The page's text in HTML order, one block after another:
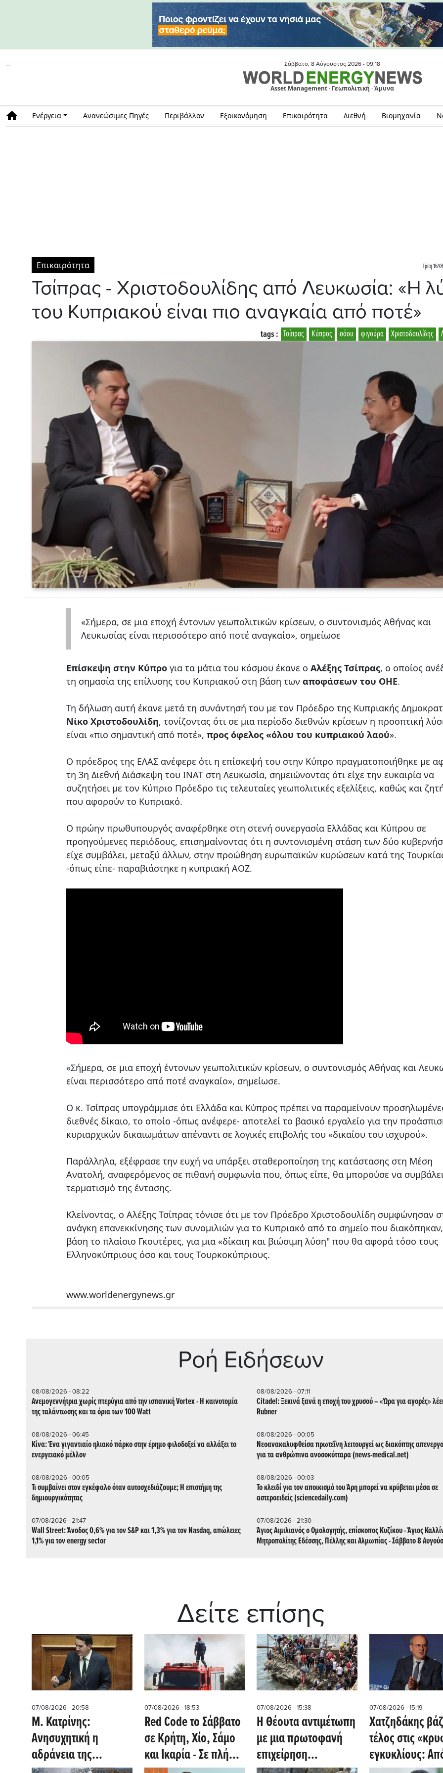
-- Σάββατο, 8 Αύγουστος 2026 - 09:18
Asset Management · Γεωπολιτική · Άμυνα
Ενέργεια Ανανεώσιμες Πηγές Περιβάλλον Εξοικονόμηση Επικαιρότητα Διεθνή Βιομηχανία
Επικαιρότητα Τρίτη 16/
Τσίπρας - Χριστοδουλίδης από Λευκωσία: «Η
του Κυπριακού είναι πιο αναγκαία από ποτέ»
Χριστοδουλίδης
φιγούρα
σόου
Κύπρος
Τσίπρας
tags :
«Σήμερα, σε μια εποχή έντονων γεωπολιτικών κρίσεων, ο συντονισμός Αθήνας και
Λευκωσίας είναι περισσότερο από ποτέ αναγκαίο», σημείωσε
Επίσκεψη στην Κύπρο για τα μάτια του κόσμου έκανε ο Αλέξης Τσίπρας, ο οποίος
τη σημασία της επίλυσης του Κυπριακού στη βάση των αποφάσεων του ΟΗΕ.
Τη δήλωση αυτή έκανε μετά τη συνάντησή του με τον Πρόεδρο της Κυπριακής
Νίκο Χριστοδουλίδη, τονίζοντας ότι σε μια περίοδο διεθνών κρίσεων η προοπτική
είναι «πιο σημαντική από ποτέ», προς όφελος «όλου του κυπριακού λαού».
Ο πρόεδρος της ΕΛΑΣ ανέφερε ότι η επίσκεψή του στην Κύπρο πραγματοποιήθηκε με
τη 3η Διεθνή Διάσκεψη του ΙΝΑΤ στη Λευκωσία, σημειώνοντας ότι είχε την ευκαιρία να
συζητήσει με τον Κύπριο Πρόεδρο τις τελευταίες γεωπολιτικές εξελίξεις, καθώς και
που αφορούν το Κυπριακό.
Ο πρώην πρωθυπουργός αναφέρθηκε στη στενή συνεργασία Ελλάδας και Κύπρου σε
προηγούμενες περιόδους, επισημαίνοντας ότι η συντονισμένη στάση των δύο
είχε συμβάλει, μεταξύ άλλων, στην προώθηση ευρωπαϊκών κυρώσεων κατά της
-όπως είπε- παραβιάστηκε η κυπριακή ΑΟΖ.
«Σήμερα, σε μια εποχή έντονων γεωπολιτικών κρίσεων, ο συντονισμός Αθήνας και
είναι περισσότερο από ποτέ αναγκαίο», σημείωσε.
Ο κ. Τσίπρας υπογράμμισε ότι Ελλάδα και Κύπρος πρέπει να παραμείνουν
διεθνές δίκαιο, το οποίο -όπως ανέφερε- αποτελεί το βασικό εργαλείο για την
κυριαρχικών δικαιωμάτων απέναντι σε λογικές επιβολής του «δικαίου του ισχυρού».
Παράλληλα, εξέφρασε την ευχή να υπάρξει σταθεροποίηση της κατάστασης στη Μέση
Ανατολή, αναφερόμενος σε πιθανή συμφωνία που, όπως είπε, θα μπορούσε να
τερματισμό της έντασης.
Κλείνοντας, ο Αλέξης Τσίπρας τόνισε ότι με τον Πρόεδρο Χριστοδουλίδη συμφώνησαν
ανάγκη επανεκκίνησης των συνομιλιών για το Κυπριακό από το σημείο που
βάση το πλαίσιο Γκουτέρες, για μια «δίκαιη και βιώσιμη λύση" που θα αφορά τόσο τους
Ελληνοκύπριους όσο και τους Τουρκοκύπριους.
www.worldenergynews.gr
Ρoή Ειδήσεων
08/08/2026 - 08:22
Ανεμογεννήτρια χωρίς πτερύγια από την ισπανική Vortex - Η καινοτομία
της ταλάντωσης και τα όρια των 100 Watt
08/08/2026 - 07:11
Citadel: Ξεκινά ξανά η εποχή του χρυσού – «Ώρα για αγορές»
Rubner
08/08/2026 - 06:45
Κίνα: Ένα γιγαντιαίο ηλιακό πάρκο στην έρημο φιλοδοξεί να αλλάξει το
ενεργειακό μέλλον
08/08/2026 - 00:05
Νεοανακαλυφθείσα πρωτεΐνη λειτουργεί ως διακόπτης
για τα ανθρώπινα ανοσοκύτταρα (news-medical.net)
08/08/2026 - 00:05
Τι συμβαίνει στον εγκέφαλο όταν αυτοσχεδιάζουμε; Η επιστήμη της
δημιουργικότητας
08/08/2026 - 00:03
Το κλειδί για τον αποικισμό του Άρη μπορεί να κρύβεται μέσα σε
αστεροειδείς (sciencedaily.com)
07/08/2026 - 21:47
Wall Street: Άνοδος 0,6% για τον S&P και 1,3% για τον Nasdaq, απώλειες
1,1% για τον energy sector
07/08/2026 - 21:30
Άγιος Αιμιλιανός ο Ομολογητής, επίσκοπος Κυζίκου - Άγιος
Μητροπολίτης Εδέσσης, Πέλλης και Αλμωπίας - Σάββατο 8
Δείτε επίσης
07/08/2026 - 20:58
Μ. Κατρίνης:
Ανησυχητική η
αδράνεια της
07/08/2026 - 18:53
Red Code το Σάββατο
σε Κρήτη, Χίο, Σάμο
και Ικαρία - Σε πλήρη
07/08/2026 - 15:38
Η Θέουτα αντιμέτωπη
με μια πρωτοφανή
επιχείρηση
07/08/2026 - 15:19
Χατζηδάκης
τέλος στις
εγκυκλίους: